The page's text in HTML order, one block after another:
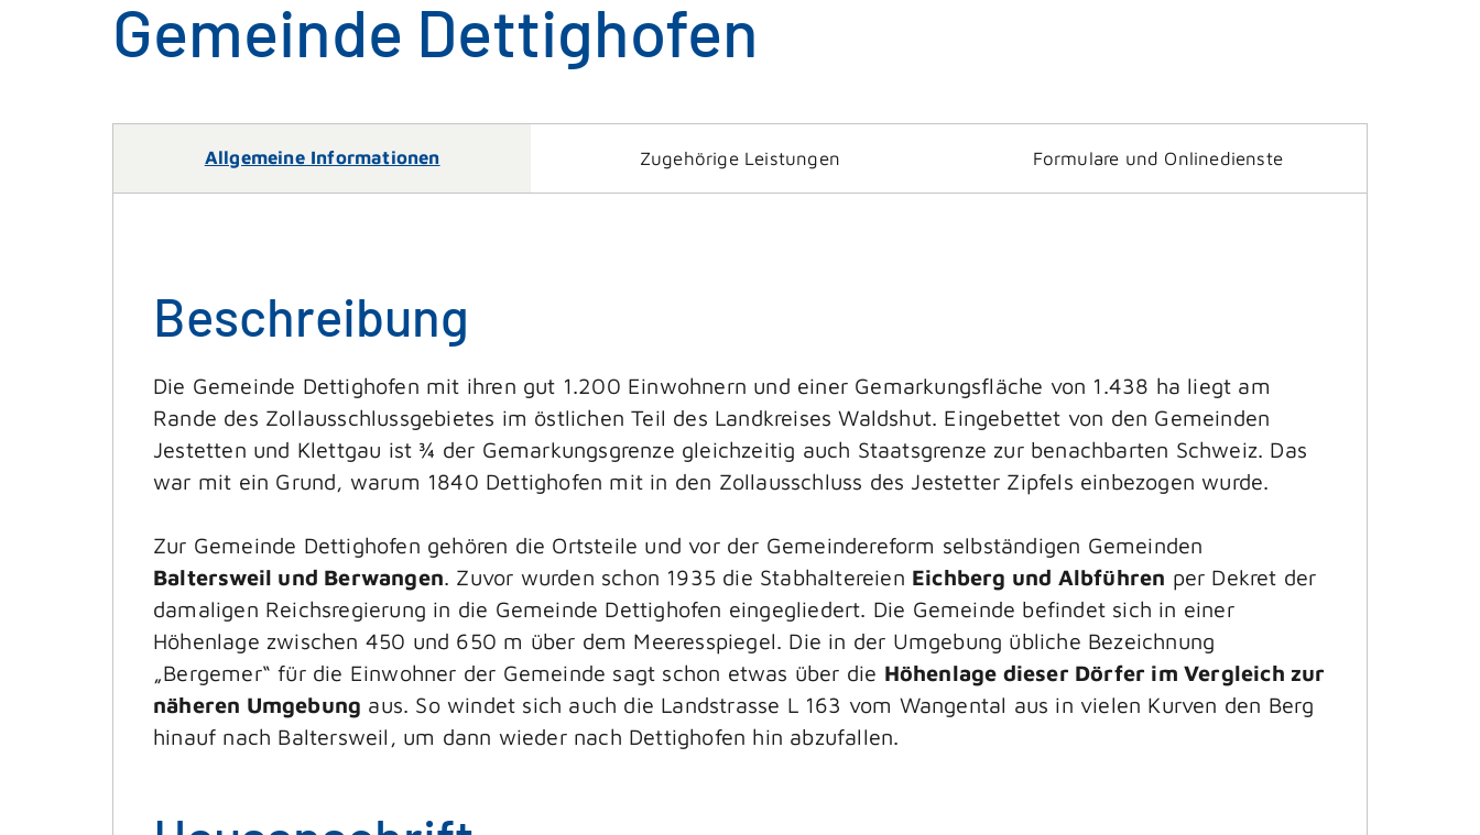
Gemeinde Dettighofen
Allgemeine Informationen Zugehörige Leistungen Formulare und Onlinedienste
Beschreibung
Die Gemeinde Dettighofen mit ihren gut 1.200 Einwohnern und einer Gemarkungsfläche von 1.438 ha liegt am
Rande des Zollausschlussgebietes im östlichen Teil des Landkreises Waldshut. Eingebettet von den Gemeinden
Jestetten und Klettgau ist ¾ der Gemarkungsgrenze gleichzeitig auch Staatsgrenze zur benachbarten Schweiz. Das
war mit ein Grund, warum 1840 Dettighofen mit in den Zollausschluss des Jestetter Zipfels einbezogen wurde.
Zur Gemeinde Dettighofen gehören die Ortsteile und vor der Gemeindereform selbständigen Gemeinden
Baltersweil und Berwangen. Zuvor wurden schon 1935 die Stabhaltereien Eichberg und Albführen per Dekret der
damaligen Reichsregierung in die Gemeinde Dettighofen eingegliedert. Die Gemeinde befindet sich in einer
Höhenlage zwischen 450 und 650 m über dem Meeresspiegel. Die in der Umgebung übliche Bezeichnung
„Bergemer“ für die Einwohner der Gemeinde sagt schon etwas über die Höhenlage dieser Dörfer im Vergleich zur
näheren Umgebung aus. So windet sich auch die Landstrasse L 163 vom Wangental aus in vielen Kurven den Berg
hinauf nach Baltersweil, um dann wieder nach Dettighofen hin abzufallen.